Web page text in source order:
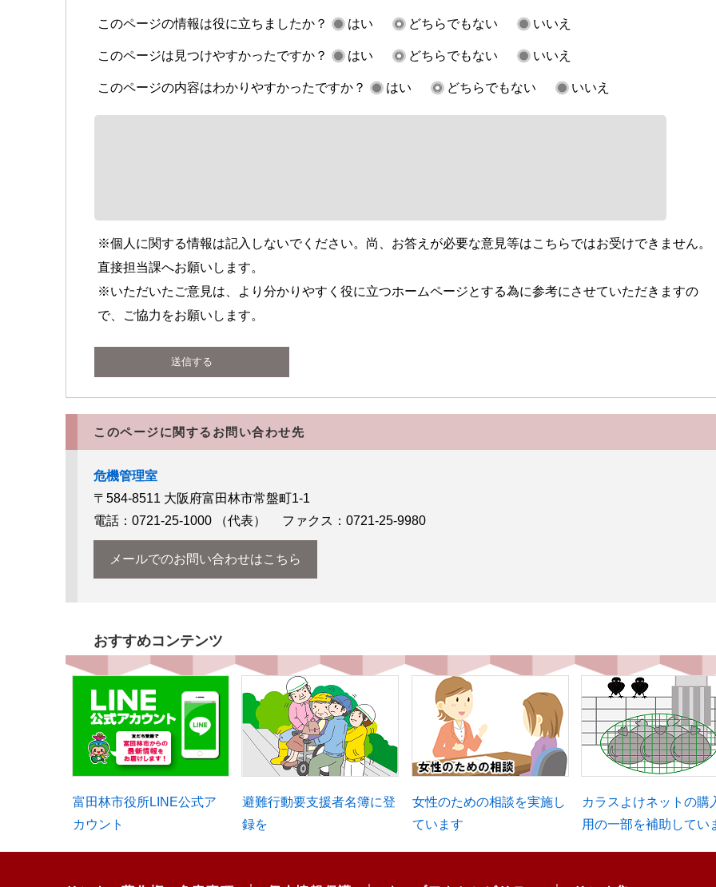
このページの情報は役に立ちましたか？ はい どちらでもない いいえ
このページは見つけやすかったですか？ はい どちらでもない いいえ
このページの内容はわかりやすかったですか？ はい どちらでもない いいえ
※個人に関する情報は記入しないでください。尚、お答えが必要な意見等はこちらではお受けできません。
直接担当課へお願いします。
※いただいたご意見は、より分かりやすく役に立つホームページとする為に参考にさせていただきますの
で、ご協力をお願いします。
このページに関するお問い合わせ先
危機管理室
〒584-8511 大阪府富田林市常盤町1-1
電話：0721-25-1000
（代表） ファクス：0721-25-9980
メールでのお問い合わせはこちら
おすすめコンテンツ
富田林市役所LINE公式ア
カウント
避難行動要支援者名簿に登
録を
女性のための相談を実施し
ています
カラスよけネットの購
用の一部を補助してい